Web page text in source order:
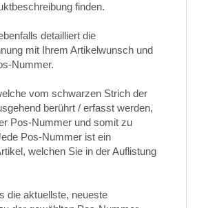
finden.
detailliert die
mit Ihrem Artikelwunsch und
Nummer.
vom schwarzen Strich der
berührt / erfasst werden,
Pos-Nummer und somit zu
Pos-Nummer ist ein
welchen Sie in der Auflistung
die aktuellste, neueste